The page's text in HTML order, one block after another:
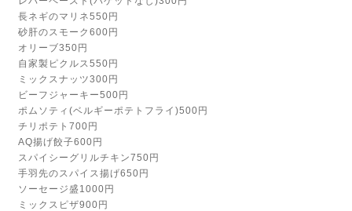
長ネギのマリネ550円
砂肝のスモーク600円
オリーブ350円
自家製ピクルス550円
ミックスナッツ300円
ビーフジャーキー500円
ポムソティ(ベルギーポテトフライ)500円
チリポテト700円
AQ揚げ餃子600円
スパイシーグリルチキン750円
手羽先のスパイス揚げ650円
ソーセージ盛1000円
ミックスピザ900円